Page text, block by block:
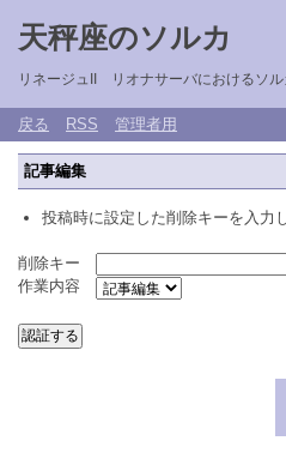
天秤座のソルカ
リネージュII リオナサーバにおけるソ
戻る RSS 管理者用
記事編集
投稿時に設定した削除キーを入力
削除キー
作業内容